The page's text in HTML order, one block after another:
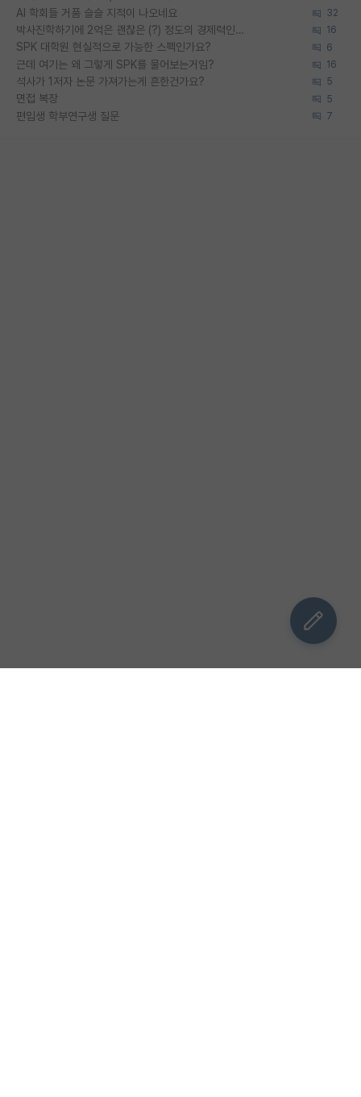
AI 학회들 거품 슬슬 지적이 나오네요 32
박사진학하기에 2억은 괜찮은 (?) 정도의 경제력인가요 16
SPK 대학원 현실적으로 가능한 스펙인가요? 6
근데 여기는 왜 그렇게 SPK를 물어보는거임? 16
석사가 1저자 논문 가져가는게 흔한건가요? 5
면접 복장 5
편입생 학부연구생 질문 7